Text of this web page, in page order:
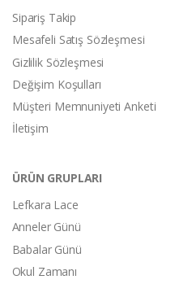
Sipariş Takip
Mesafeli Satış Sözleşmesi
Gizlilik Sözleşmesi
Değişim Koşulları
Müşteri Memnuniyeti Anketi
İletişim
ÜRÜN GRUPLARI
Lefkara Lace
Anneler Günü
Babalar Günü
Okul Zamanı